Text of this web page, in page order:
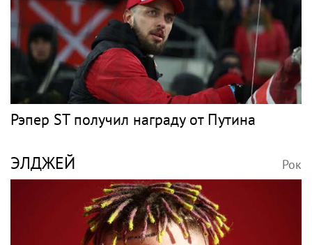
Врач объяснила, что происходит с резко
похудевшей Пугачёвой: "Вылечить уже